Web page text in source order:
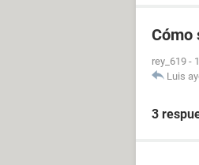
Cómo
rey_619 -
Luis
3